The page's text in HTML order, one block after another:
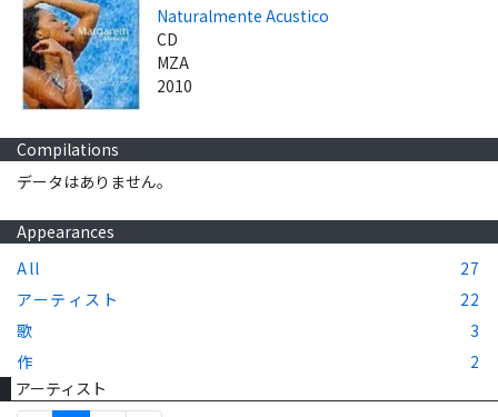
Naturalmente Acustico
CD
MZA
2010
Compilations
データはありません。
Appearances
All
27
アーティスト
22
歌
3
作
2
アーティスト